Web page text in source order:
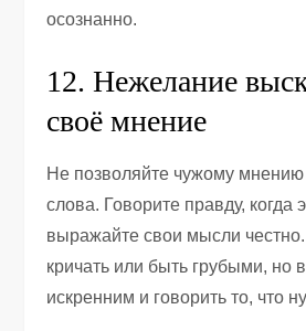
осознанно.
12. Нежелание
своё мнение
Не позволяйте чужому мнению
слова. Говорите правду, когда
выражайте свои мысли
кричать или быть грубыми, но
искренним и говорить то, что